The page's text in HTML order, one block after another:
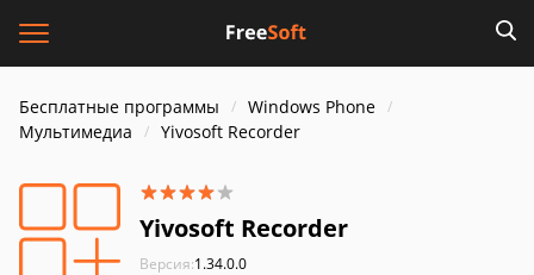
Бесплатные программы
Windows Phone
Мультимедиа
Yivosoft Recorder
Yivosoft Recorder
Версия:1.34.0.0